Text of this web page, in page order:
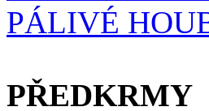
PÁLIVÉ
PŘEDKRMY